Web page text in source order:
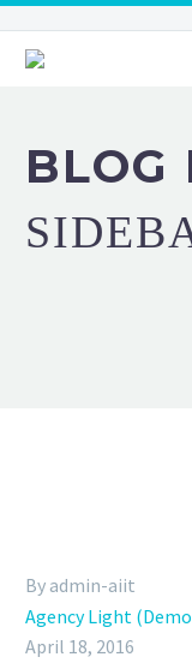
BLOG
By admin-aiit
Agency Light
April 18, 2016